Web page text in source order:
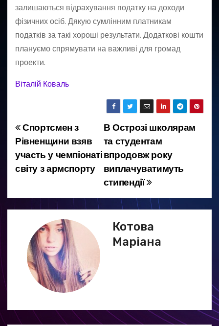
залишаються відрахування податку на доходи
фізичних осіб. Дякую сумлінним платникам
податків за такі хороші результати. Додаткові кошти
плануємо спрямувати на важливі для громад
проекти.
Віталій Коваль
Н
а
в
і
г
з
В Острозі школярам
та студентам
впродовж року
виплачуватимуть
стипендії
Спортсмен з
Рівненщини взяв
участь у чемпіонаті
світу з армспорту
Котова
Маріана